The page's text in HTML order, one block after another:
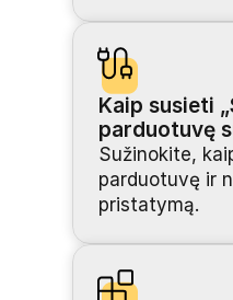
Kaip susieti
parduotuvę
Sužinokite,
parduotuvę ir
pristatymą.